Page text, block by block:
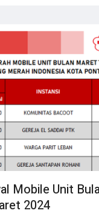
Mobile Unit
2024